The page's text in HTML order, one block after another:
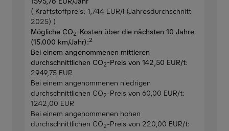
( Kraftstoffpreis: 1,744 EUR/l (Jahresdurchschnitt
2025) )
Mögliche CO2-Kosten über die nächsten 10 Jahre
(15.000 km/Jahr):2
Bei einem angenommenen mittleren
durchschnittlichen CO2-Preis von 142,50 EUR/t:
2949,75 EUR
Bei einem angenommenen niedrigen
durchschnittlichen CO2-Preis von 60,00 EUR/t:
1242,00 EUR
Bei einem angenommenen hohen
durchschnittlichen CO2-Preis von 220,00 EUR/t: